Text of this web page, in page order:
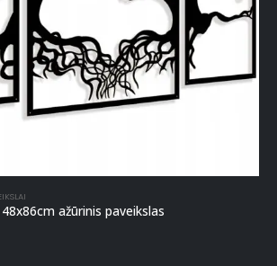
ažūrinis paveikslas